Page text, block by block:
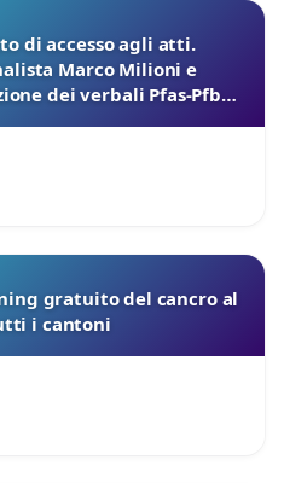
di accesso agli atti.
Marco Milioni e
dei verbali Pfas-Pfba
gratuito del cancro al
i cantoni